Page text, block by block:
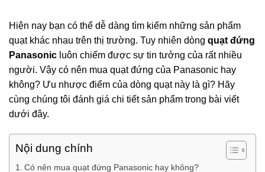
Hiện nay bạn có thể dễ dàng tìm kiếm những sản phẩm
quạt khác nhau trên thị trường. Tuy nhiên dòng quạt đứng
Panasonic luôn chiếm được sự tin tưởng của rất nhiều
người. Vậy có nên mua quạt đứng của Panasonic hay
không? Ưu nhược điểm của dòng quạt này là gì? Hãy
cùng chúng tôi đánh giá chi tiết sản phẩm trong bài viết
dưới đây.
Nội dung chính
Có nên mua quạt đứng Panasonic hay không?